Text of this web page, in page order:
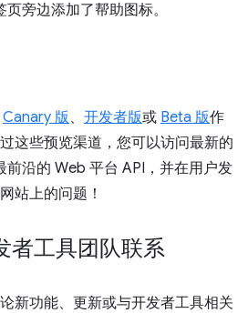
页旁边添加了帮助图标。
Canary 版、 开发者版或 Beta 版作
这些预览渠道，您可以访问最新的
前沿的 Web 平台 API，并在用户发
站上的问题！
者工具团队联系
新功能、更新或与开发者工具相关